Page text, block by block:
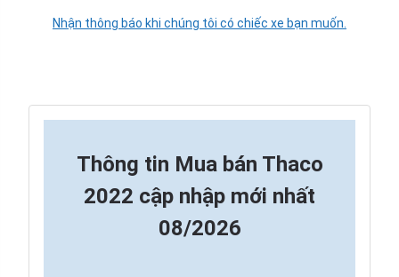
Nhận thông báo khi chúng tôi có chiếc xe bạn muốn.
Thông tin Mua bán Thaco
2022 cập nhập mới nhất
08/2026